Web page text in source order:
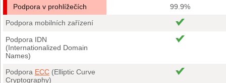
Podpora v prohlížečích
99.9%
Podpora mobilních zařízení
Podpora IDN
(Internationalized Domain
Names)
Podpora ECC (Elliptic Curve
Cryptography)